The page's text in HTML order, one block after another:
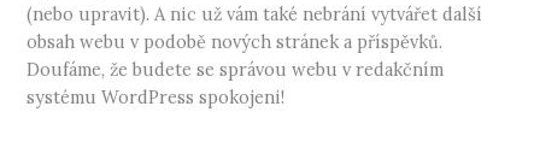
(nebo upravit). A nic už vám také nebrání vytvářet další
obsah webu v podobě nových stránek a příspěvků.
Doufáme, že budete se správou webu v redakčním
systému WordPress spokojeni!